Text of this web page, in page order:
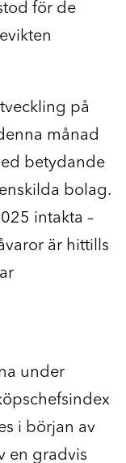
för de
på
månad
betydande
bolag.
intakta –
är hittills
under
i början av
en gradvis